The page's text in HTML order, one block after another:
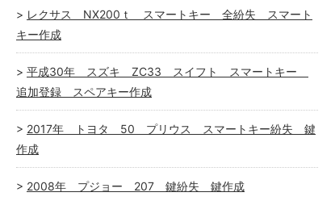
レクサス NX200ｔ スマートキー 全紛失 スマート
キー作成
平成30年 スズキ ZC33 スイフト スマートキー
追加登録 スペアキー作成
2017年 トヨタ 50 プリウス スマートキー紛失 鍵
作成
2008年 プジョー 207 鍵紛失 鍵作成